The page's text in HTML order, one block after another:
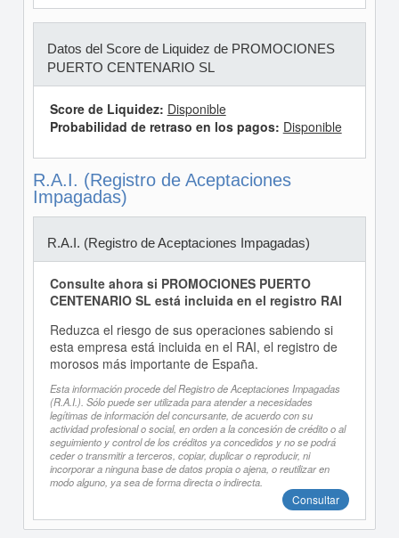
Datos del Score de Liquidez de PROMOCIONES
PUERTO CENTENARIO SL
Score de Liquidez: Disponible
Probabilidad de retraso en los pagos: Disponible
R.A.I. (Registro de Aceptaciones
Impagadas)
R.A.I. (Registro de Aceptaciones Impagadas)
Consulte ahora si PROMOCIONES PUERTO
CENTENARIO SL está incluida en el registro RAI
Reduzca el riesgo de sus operaciones sabiendo si
esta empresa está incluida en el RAI, el registro de
morosos más importante de España.
Esta información procede del Registro de Aceptaciones Impagadas
(R.A.I.). Sólo puede ser utilizada para atender a necesidades
legítimas de información del concursante, de acuerdo con su
actividad profesional o social, en orden a la concesión de crédito o al
seguimiento y control de los créditos ya concedidos y no se podrá
ceder o transmitir a terceros, copiar, duplicar o reproducir, ni
incorporar a ninguna base de datos propia o ajena, o reutilizar en
modo alguno, ya sea de forma directa o indirecta.
Consultar